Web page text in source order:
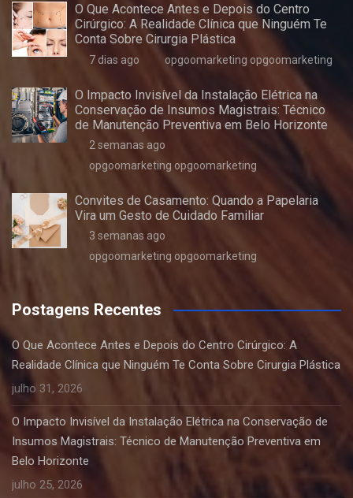
O Que Acontece Antes e Depois do Centro
Cirúrgico: A Realidade Clínica que Ninguém Te
Conta Sobre Cirurgia Plástica
7 dias ago opgoomarketing opgoomarketing
O Impacto Invisível da Instalação Elétrica na
Conservação de Insumos Magistrais: Técnico
de Manutenção Preventiva em Belo Horizonte
2 semanas ago
opgoomarketing opgoomarketing
Convites de Casamento: Quando a Papelaria
Vira um Gesto de Cuidado Familiar
3 semanas ago
opgoomarketing opgoomarketing
Postagens Recentes
O Que Acontece Antes e Depois do Centro Cirúrgico: A
Realidade Clínica que Ninguém Te Conta Sobre Cirurgia Plástica
julho 31, 2026
O Impacto Invisível da Instalação Elétrica na Conservação de
Insumos Magistrais: Técnico de Manutenção Preventiva em
Belo Horizonte
julho 25, 2026